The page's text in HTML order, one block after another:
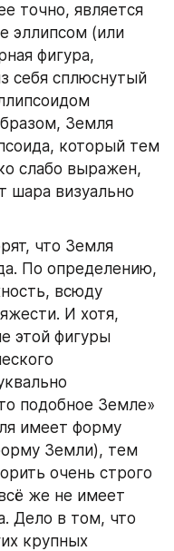
точно, является
эллипсом (или
фигура,
себя сплюснутый
Земля
который тем
слабо выражен,
шара визуально
что Земля
По определению,
всюду
И хотя,
этой фигуры
подобное Земле»
имеет форму
Земли), тем
очень строго
же не имеет
Дело в том, что
крупных